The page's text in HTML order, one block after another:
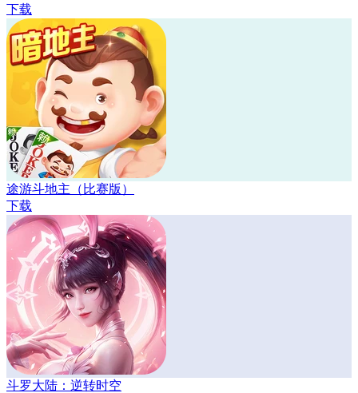
下载
途游斗地主（比赛版）
下载
斗罗大陆：逆转时空